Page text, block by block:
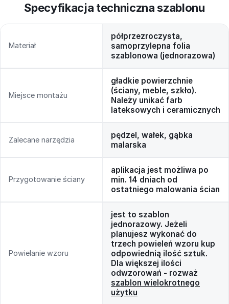
Specyfikacja techniczna szablonu
Materiał
półprzezroczysta,
samoprzylepna folia
szablonowa (jednorazowa)
Miejsce montażu
gładkie powierzchnie
(ściany, meble, szkło).
Należy unikać farb
lateksowych i ceramicznych
Zalecane narzędzia
pędzel, wałek, gąbka
malarska
Przygotowanie ściany
aplikacja jest możliwa po
min. 14 dniach od
ostatniego malowania ścian
Powielanie wzoru
jest to szablon
jednorazowy. Jeżeli
planujesz wykonać do
trzech powieleń wzoru kup
odpowiednią ilość sztuk.
Dla większej ilości
odwzorowań - rozważ
szablon wielokrotnego
użytku